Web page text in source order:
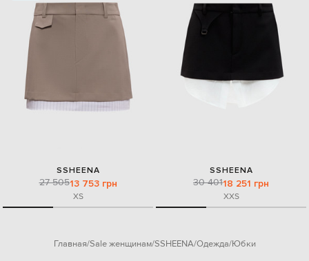
SSHEENA
27 50513 753 грн
XS
SSHEENA
30 40118 251 грн
XXS
Главная Sale женщинам SSHEENA Одежда Юбки